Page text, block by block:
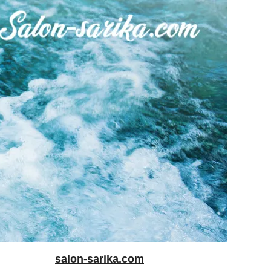
salon-sarika.com